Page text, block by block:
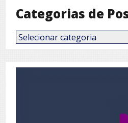
Categorias de
Categorias
de